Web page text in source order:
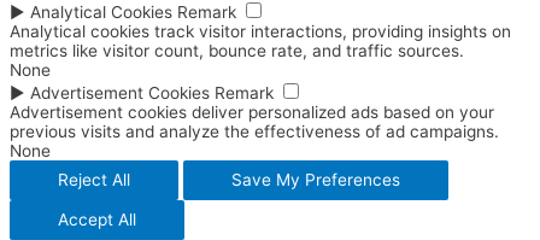
► Analytical Cookies Remark
Analytical cookies track visitor interactions, providing insights on
metrics like visitor count, bounce rate, and traffic sources.
None
► Advertisement Cookies Remark
Advertisement cookies deliver personalized ads based on your
previous visits and analyze the effectiveness of ad campaigns.
None
Reject All
Save My Preferences
Accept All